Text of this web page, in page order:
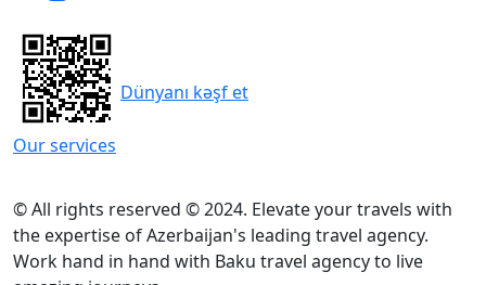
Our services
Dünyanı kəşf et
© All rights reserved © 2024. Elevate your travels with
the expertise of Azerbaijan's leading travel agency.
Work hand in hand with Baku travel agency to live